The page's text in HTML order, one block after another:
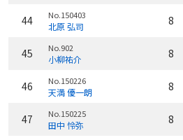
44 No.150403
北原 弘司 8
45 No.902
小柳祐介 8
46 No.150226
天満 優一朗 8
47 No.150225
田中 怜弥 8